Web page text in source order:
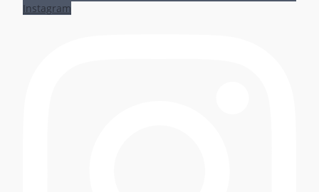
Instagram